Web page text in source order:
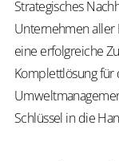
Strategisches
Unternehmen aller
eine erfolgreiche
Komplettlösung für
Schlüssel in die